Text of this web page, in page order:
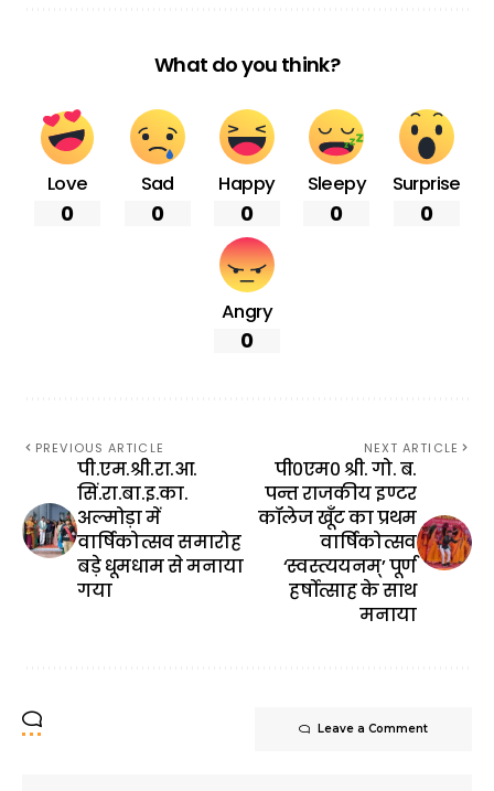
What do you think?
Love
0
Sad
0
Happy
0
Sleepy
0
Surprise
0
Angry
0
PREVIOUS ARTICLE
पी.एम.श्री.रा.आ.
सिं.रा.बा.इ.का.
अल्मोड़ा में
वार्षिकोत्सव समारोह
बड़े धूमधाम से मनाया
गया
NEXT ARTICLE
पी०एम० श्री. गो. ब.
पन्त राजकीय इण्टर
कॉलेज खूँट का प्रथम
वार्षिकोत्सव
‘स्वस्त्ययनम्’ पूर्ण
हर्षोत्साह के साथ
मनाया
Leave a Comment
Nanda Devi Mela 2026 to
Showcase Kumaon’s Rich
Folk Culture